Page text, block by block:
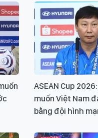
ASEAN Cup
muốn Việt Nam
bằng đội hình